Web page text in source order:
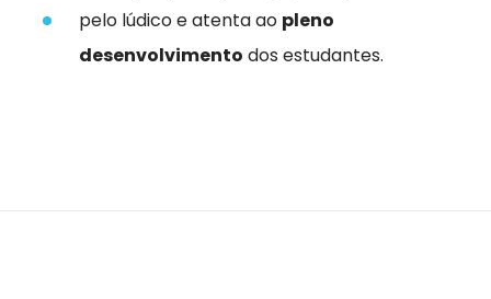
pelo lúdico e atenta ao pleno
desenvolvimento dos estudantes.